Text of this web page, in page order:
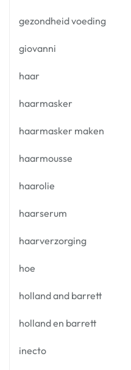
gezondheid voeding
giovanni
haar
haarmasker
haarmasker maken
haarmousse
haarolie
haarserum
haarverzorging
hoe
holland and barrett
holland en barrett
inecto